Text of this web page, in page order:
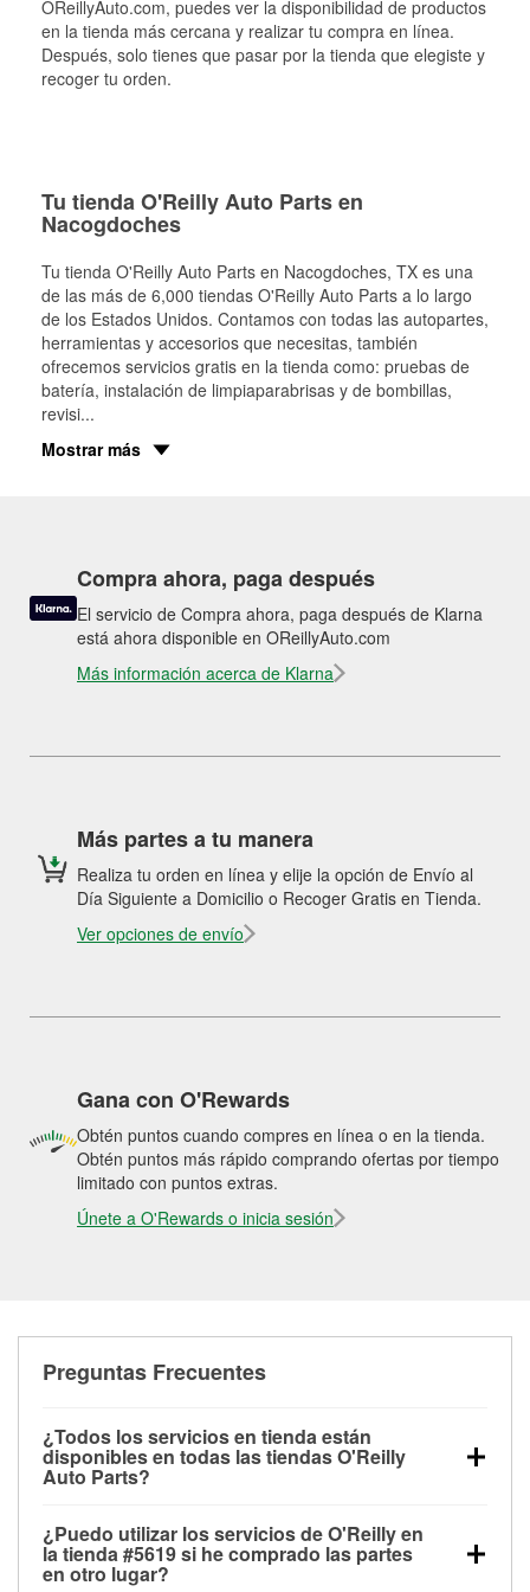
OReillyAuto.com, puedes ver la disponibilidad de productos
en la tienda más cercana y realizar tu compra en línea.
Después, solo tienes que pasar por la tienda que elegiste y
recoger tu orden.
Tu tienda O'Reilly Auto Parts en
Nacogdoches
Tu tienda O'Reilly Auto Parts en Nacogdoches, TX es una
de las más de 6,000 tiendas O'Reilly Auto Parts a lo largo
de los Estados Unidos. Contamos con todas las autopartes,
herramientas y accesorios que necesitas, también
ofrecemos servicios gratis en la tienda como: pruebas de
batería, instalación de limpiaparabrisas y de bombillas,
revisi...
Mostrar más
Compra ahora, paga después
El servicio de Compra ahora, paga después de Klarna
está ahora disponible en OReillyAuto.com
Más información acerca de Klarna
Más partes a tu manera
Realiza tu orden en línea y elije la opción de Envío al
Día Siguiente a Domicilio o Recoger Gratis en Tienda.
Ver opciones de envío
Gana con O'Rewards
Obtén puntos cuando compres en línea o en la tienda.
Obtén puntos más rápido comprando ofertas por tiempo
limitado con puntos extras.
Únete a O'Rewards o inicia sesión
Preguntas Frecuentes
¿Todos los servicios en tienda están
disponibles en todas las tiendas O'Reilly
Auto Parts?
las pruebas de batería, pruebas de alternador y
motor de arranque, revisión de la luz “Check Engine”
¿Puedo utilizar los servicios de O'Reilly en
la tienda #5619 si he comprado las partes
en otro lugar?